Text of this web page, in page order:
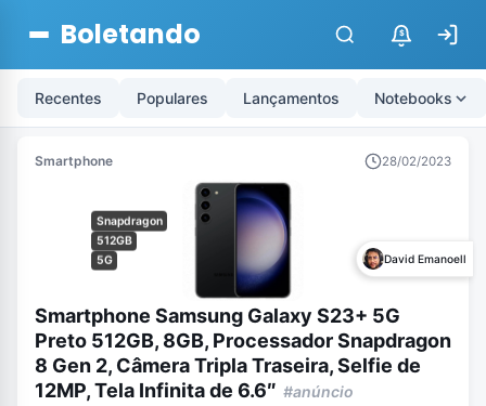
Boletando $
Recentes Populares Lançamentos Notebooks
Smartphone 28/02/2023
Snapdragon
512GB
5G
David Emanoell
Smartphone Samsung Galaxy S23+ 5G
Preto 512GB, 8GB, Processador Snapdragon
8 Gen 2, Câmera Tripla Traseira, Selfie de
12MP, Tela Infinita de 6.6″ #anúncio